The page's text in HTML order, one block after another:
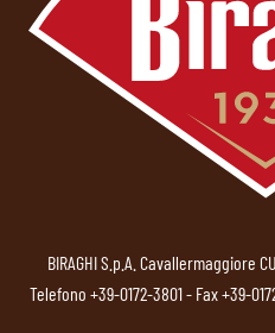
BIRAGHI S.p.A. Cavallermaggiore
Telefono +39-0172-3801- Fax +39-